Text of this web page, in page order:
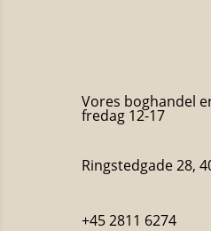
Vores boghandel
fredag 12-17
Ringstedgade 28,
+45 2811 6274